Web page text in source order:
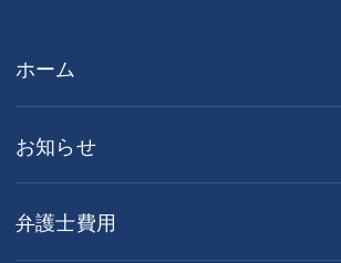
ホーム
お知らせ
弁護士費用